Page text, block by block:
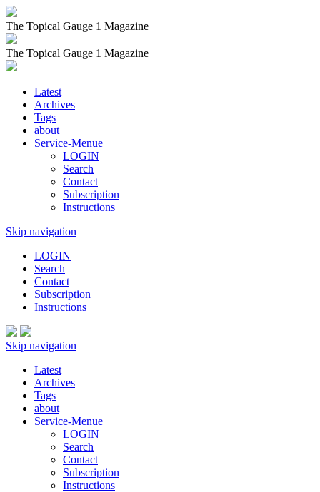
The Topical Gauge 1 Magazine
The Topical Gauge 1 Magazine
Latest
Archives
Tags
about
Service-Menue
LOGIN
Search
Contact
Subscription
Instructions
Skip navigation
LOGIN
Search
Contact
Subscription
Instructions
Skip navigation
Latest
Archives
Tags
about
Service-Menue
LOGIN
Search
Contact
Subscription
Instructions